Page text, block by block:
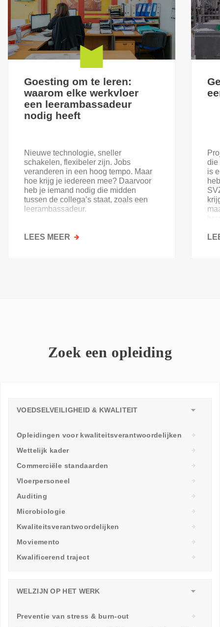
Goesting om te leren:
waarom elke werkvloer
een leerambassadeur
nodig heeft
Nieuwe technologie, sneller
schakelen, flexibeler zijn. Jobs
veranderen in een hoog tempo. Maar
hoe krijg je iedereen mee? Daarvoor
heb je iemand nodig die midden
tussen de collega’s staat, zoals een
leerambassadeur.
LEES MEER OVER
NODIG
die
is
Zoek een opleiding
VOEDSELVEILIGHEID & KWALITEIT
Opleidingen voor kwaliteitsverantwoordelijken
Wettelijk kader
Commerciële standaarden
Vloerpersoneel
Auditing
Microbiologie
Kwaliteitsverantwoordelijken
Moviemento
Kwalificerend traject
WELZIJN OP HET WERK
Preventie van stress & burn-out